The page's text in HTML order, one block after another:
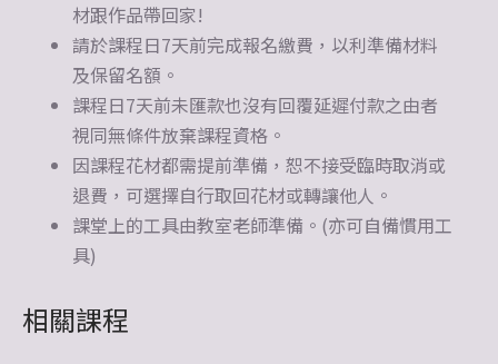
材跟作品帶回家!
請於課程日7天前完成報名繳費，以利準備材料
及保留名額。
課程日7天前未匯款也沒有回覆延遲付款之由者
視同無條件放棄課程資格。
因課程花材都需提前準備，恕不接受臨時取消或
退費，可選擇自行取回花材或轉讓他人。
課堂上的工具由教室老師準備。(亦可自備慣用工
具)